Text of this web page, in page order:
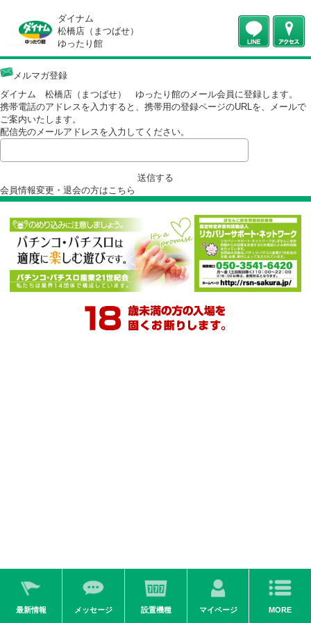
ダイナム
松橋店（まつばせ）
ゆったり館
メルマガ登録
ダイナム 松橋店（まつばせ） ゆったり館のメール会員に登録します
携帯電話のアドレスを入力すると、携帯用の登録ページのURLを、メー
ご案内いたします。
配信先のメールアドレスを入力してください。
会員情報変更・退会の方はこちら